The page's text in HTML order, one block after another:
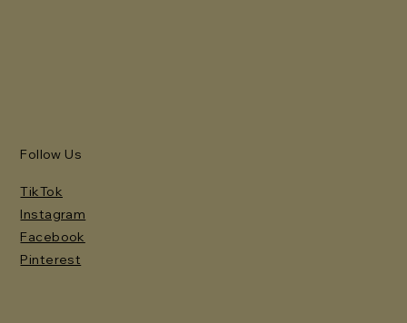
Follow Us
TikTok
Instagram
Facebook
Pinterest